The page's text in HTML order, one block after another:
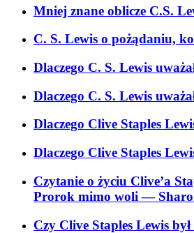
Mniej znane oblicze C.S.
C. S. Lewis o pożądaniu,
Dlaczego C. S. Lewis
Dlaczego C. S. Lewis
Dlaczego Clive Staples
Dlaczego Clive Staples
Czytanie o życiu Clive’a
Prorok mimo woli—
Czy Clive Staples Lewis